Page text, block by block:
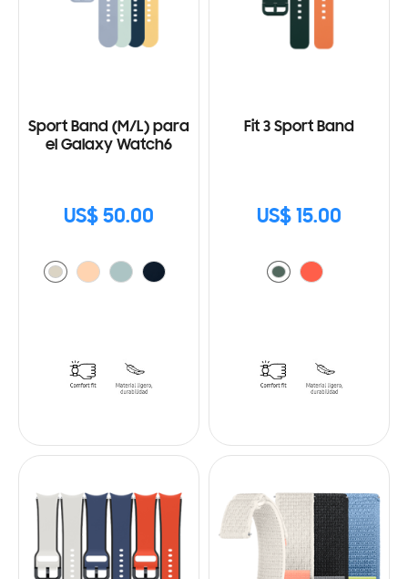
Sport Band (M/L) para
el Galaxy Watch6
US$ 50.00
Fit 3 Sport Band
US$ 15.00